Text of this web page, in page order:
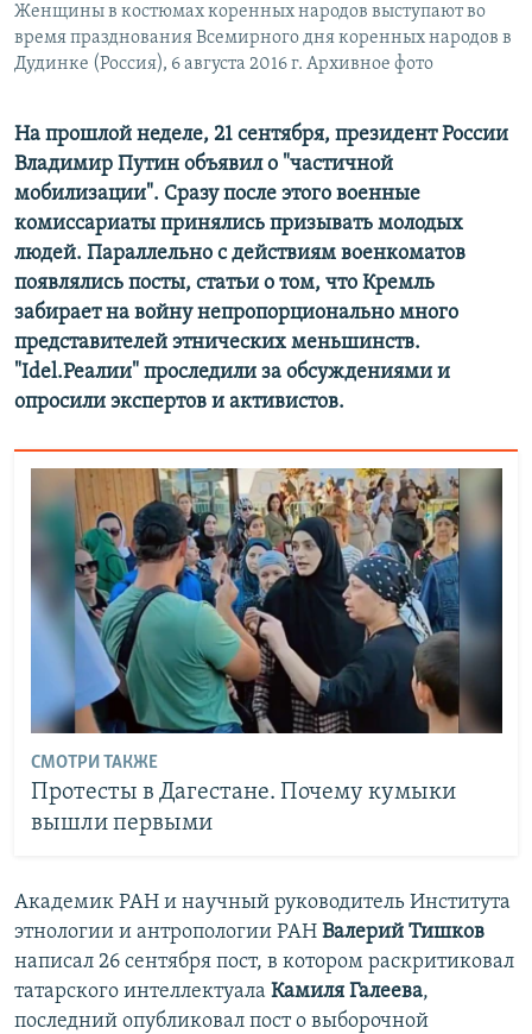
Все сайты РСЕ/РС
Женщины в костюмах коренных народов выступают во
время празднования Всемирного дня коренных народов в
Дудинке (Россия), 6 августа 2016 г. Архивное фото
На прошлой неделе, 21 сентября, президент России
Владимир Путин объявил о "частичной
мобилизации". Сразу после этого военные
комиссариаты принялись призывать молодых
людей. Параллельно с действиям военкоматов
появлялись посты, статьи о том, что Кремль
забирает на войну непропорционально много
представителей этнических меньшинств.
"Idel.Реалии" проследили за обсуждениями и
опросили экспертов и активистов.
СМОТРИ ТАКЖЕ
Протесты в Дагестане. Почему кумыки
вышли первыми
Академик РАН и научный руководитель Института
этнологии и антропологии РАН Валерий Тишков
написал 26 сентября пост, в котором раскритиковал
татарского интеллектуала Камиля Галеева,
последний опубликовал пост о выборочной